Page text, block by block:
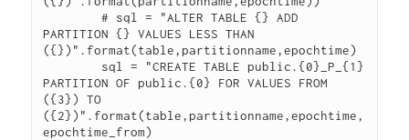
        # sql = "ALTER TABLE {} ADD
PARTITION {} VALUES LESS THAN
({})".format(table,partitionname,epochtime)
PARTITION OF public.{0} FOR VALUES FROM
({3}) TO
({2})".format(table,partitionname,epochtime,
epochtime_from)